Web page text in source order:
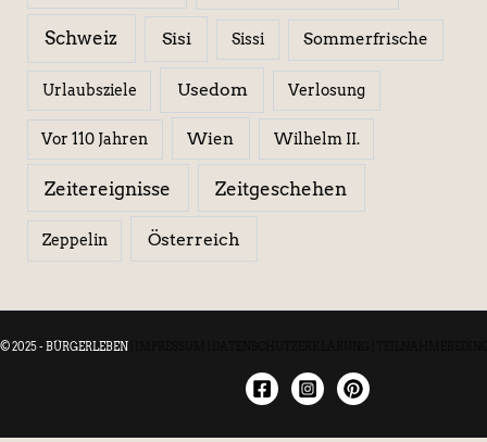
Schweiz Sisi Sissi Sommerfrische
Urlaubsziele Usedom Verlosung
Vor 110 Jahren Wien Wilhelm II.
Zeitereignisse Zeitgeschehen
Zeppelin Österreich
© 2025 - BÜRGERLEBEN